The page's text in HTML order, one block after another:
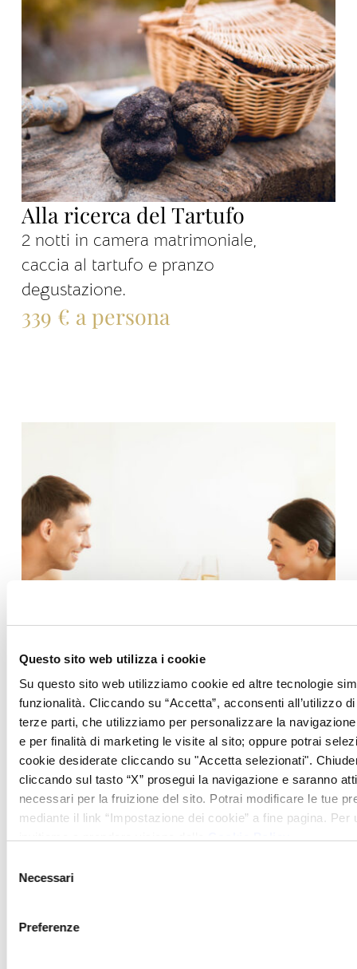
Questo sito web utilizza i cookie
Su questo sito web utilizziamo cookie ed altre tecnologie
funzionalità. Cliccando su “Accetta”, acconsenti all’utilizzo
terze parti, che utilizziamo per personalizzare la
e per finalità di marketing le visite al sito; oppure potrai
cookie desiderate cliccando su "Accetta selezionati".
cliccando sul tasto “X” prosegui la navigazione e saranno
necessari per la fruizione del sito. Potrai modificare le tue
mediante il link “Impostazione dei cookie” a fine pagina. Per
delNecessari
Preferenze
Alla ricerca del Tartufo
2 notti in camera matrimoniale,
caccia al tartufo e pranzo
degustazione.
339 € a persona
Gourmet Experience e Terme
1 notte, 1 cena gourmet per due
persone al ristorante I Salotti e
ingresso per due persone piscine
termali di San Casciano dei Bagni.
259 € a persona